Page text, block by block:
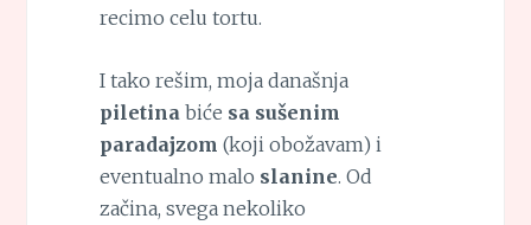
recimo celu tortu.
I tako rešim, moja današnja
piletina biće sa sušenim
paradajzom (koji obožavam) i
eventualno malo slanine. Od
začina, svega nekoliko